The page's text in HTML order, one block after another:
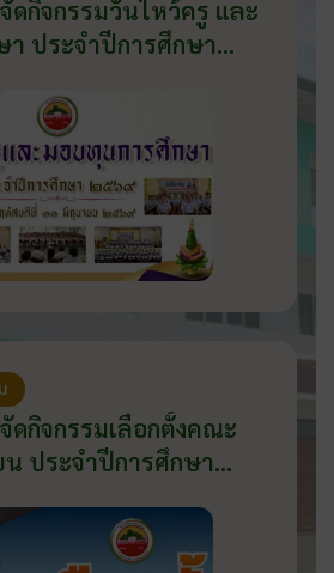
จัดกิจกรรมวันไหว้ครู และ
ประจำปีการศึกษา
นายน 2569
จัดกิจกรรมเลือกตั้งคณะ
น ประจำปีการศึกษา
ชาธิปไตยในโรงเรียน